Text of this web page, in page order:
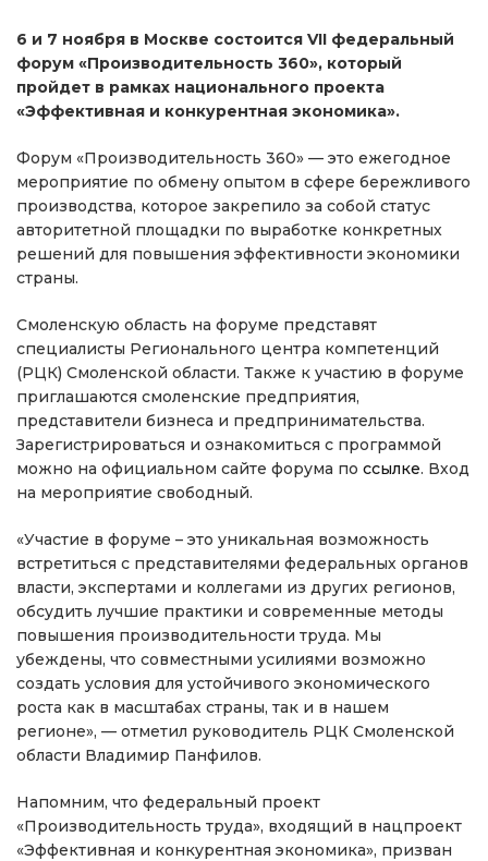
6 и 7 ноября в Москве состоится VII федеральный
форум «Производительность 360», который
пройдет в рамках национального проекта
«Эффективная и конкурентная экономика».
Форум «Производительность 360» — это ежегодное
мероприятие по обмену опытом в сфере бережливого
производства, которое закрепило за собой статус
авторитетной площадки по выработке конкретных
решений для повышения эффективности экономики
страны.
Смоленскую область на форуме представят
специалисты Регионального центра компетенций
(РЦК) Смоленской области. Также к участию в форуме
приглашаются смоленские предприятия,
представители бизнеса и предпринимательства.
Зарегистрироваться и ознакомиться с программой
можно на официальном сайте форума по ссылке. Вход
на мероприятие свободный.
«Участие в форуме – это уникальная возможность
встретиться с представителями федеральных органов
власти, экспертами и коллегами из других регионов,
обсудить лучшие практики и современные методы
повышения производительности труда. Мы
убеждены, что совместными усилиями возможно
создать условия для устойчивого экономического
роста как в масштабах страны, так и в нашем
регионе», — отметил руководитель РЦК Смоленской
области Владимир Панфилов.
Напомним, что федеральный проект
«Производительность труда», входящий в нацпроект
«Эффективная и конкурентная экономика», призван